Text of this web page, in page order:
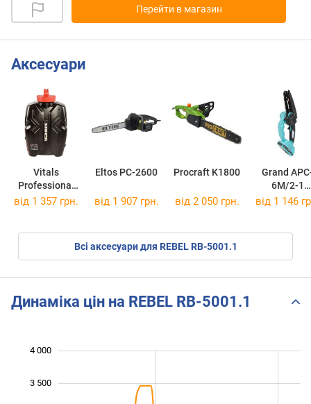
Перейти в магазин
Аксесуари
Vitals
Professional
Sm 312omb
Eltos PC-2600 Procraft K1800
Grand
6M/2-1
від 1 357 грн. від 1 907 грн. від 2 050 грн. від 1 146
Всі аксесуари для REBEL RB-5001.1
Динаміка цін на REBEL RB-5001.1
3 500
4 000